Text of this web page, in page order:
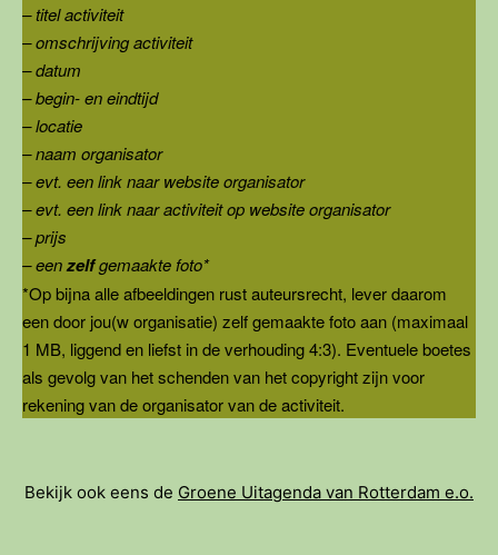
– titel activiteit
– omschrijving activiteit
– datum
– begin- en eindtijd
– locatie
– naam organisator
– evt. een link naar website organisator
– evt. een link naar activiteit op website organisator
– prijs
– eenzelfgemaakte foto*
*Op bijna alle afbeeldingen rust auteursrecht, lever daarom
een door jou(w organisatie) zelf gemaakte foto aan (maximaal
1 MB, liggend en liefst in de verhouding 4:3). Eventuele boetes
als gevolg van het schenden van het copyright zijn voor
rekening van de organisator van de activiteit.
Bekijk ook eens de Groene Uitagenda van Rotterdam e.o.